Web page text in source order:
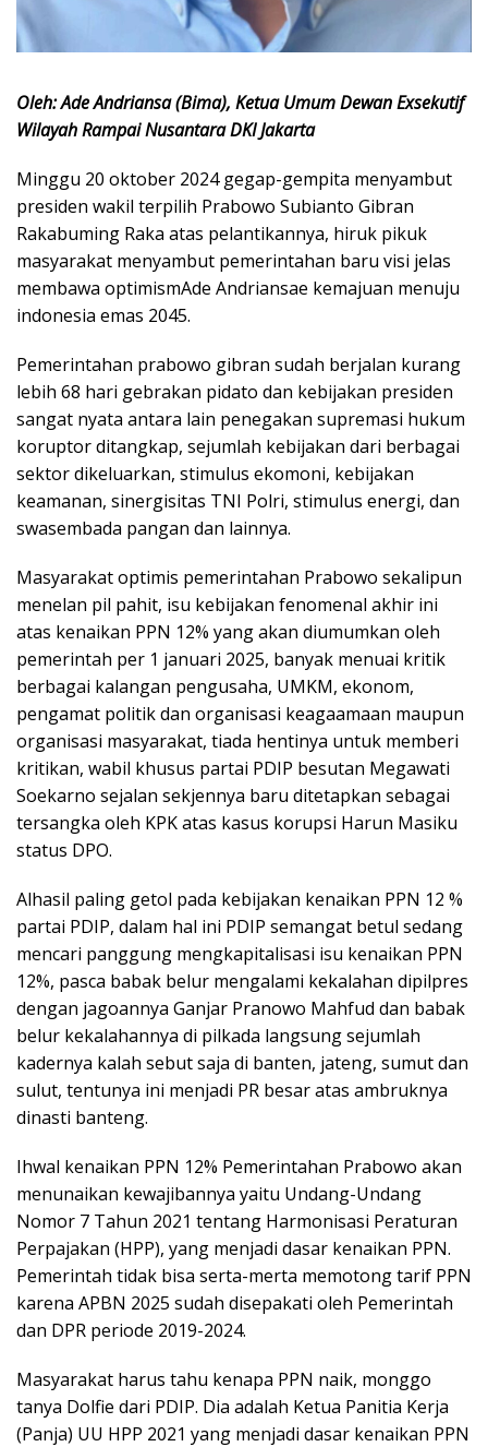
Oleh: Ade Andriansa (Bima), Ketua Umum Dewan Exsekutif
Wilayah Rampai Nusantara DKI Jakarta
Minggu 20 oktober 2024 gegap-gempita menyambut
presiden wakil terpilih Prabowo Subianto Gibran
Rakabuming Raka atas pelantikannya, hiruk pikuk
masyarakat menyambut pemerintahan baru visi jelas
membawa optimismAde Andriansae kemajuan menuju
indonesia emas 2045.
Pemerintahan prabowo gibran sudah berjalan kurang
lebih 68 hari gebrakan pidato dan kebijakan presiden
sangat nyata antara lain penegakan supremasi hukum
koruptor ditangkap, sejumlah kebijakan dari berbagai
sektor dikeluarkan, stimulus ekomoni, kebijakan
keamanan, sinergisitas TNI Polri, stimulus energi, dan
swasembada pangan dan lainnya.
Masyarakat optimis pemerintahan Prabowo sekalipun
menelan pil pahit, isu kebijakan fenomenal akhir ini
atas kenaikan PPN 12% yang akan diumumkan oleh
pemerintah per 1 januari 2025, banyak menuai kritik
berbagai kalangan pengusaha, UMKM, ekonom,
pengamat politik dan organisasi keagaamaan maupun
organisasi masyarakat, tiada hentinya untuk memberi
kritikan, wabil khusus partai PDIP besutan Megawati
Soekarno sejalan sekjennya baru ditetapkan sebagai
tersangka oleh KPK atas kasus korupsi Harun Masiku
status DPO.
Alhasil paling getol pada kebijakan kenaikan PPN 12 %
partai PDIP, dalam hal ini PDIP semangat betul sedang
mencari panggung mengkapitalisasi isu kenaikan PPN
12%, pasca babak belur mengalami kekalahan dipilpres
dengan jagoannya Ganjar Pranowo Mahfud dan babak
belur kekalahannya di pilkada langsung sejumlah
kadernya kalah sebut saja di banten, jateng, sumut dan
sulut, tentunya ini menjadi PR besar atas ambruknya
dinasti banteng.
Ihwal kenaikan PPN 12% Pemerintahan Prabowo akan
menunaikan kewajibannya yaitu Undang-Undang
Nomor 7 Tahun 2021 tentang Harmonisasi Peraturan
Perpajakan (HPP), yang menjadi dasar kenaikan PPN.
Pemerintah tidak bisa serta-merta memotong tarif PPN
karena APBN 2025 sudah disepakati oleh Pemerintah
dan DPR periode 2019-2024.
Masyarakat harus tahu kenapa PPN naik, monggo
tanya Dolfie dari PDIP. Dia adalah Ketua Panitia Kerja
(Panja) UU HPP 2021 yang menjadi dasar kenaikan PPN